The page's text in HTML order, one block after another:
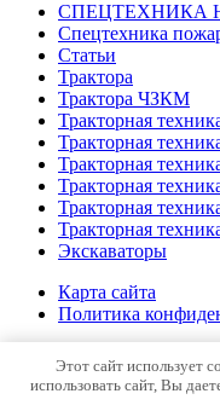
СПЕЦТЕХНИКА
Спецтехника
Статьи
Трактора
Трактора ЧЗКМ
Тракторная
Тракторная
Тракторная
Тракторная
Тракторная
Тракторная
Экскаваторы
Карта сайта
Политика
Этот сайт использует
использовать сайт, Вы